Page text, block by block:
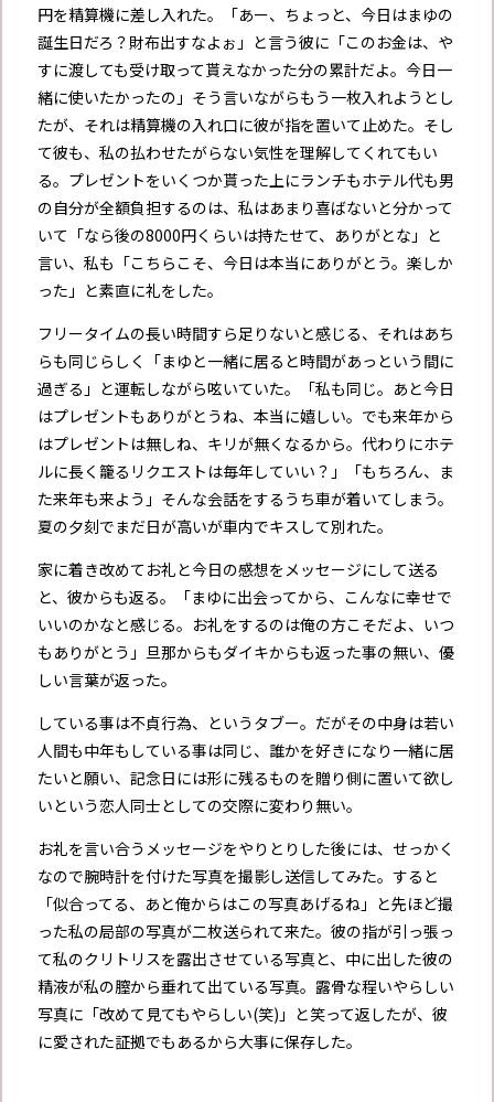
円を精算機に差し入れた。「あー、ちょっと、今日はまゆの
誕生日だろ？財布出すなよぉ」と言う彼に「このお金は、や
すに渡しても受け取って貰えなかった分の累計だよ。今日一
緒に使いたかったの」そう言いながらもう一枚入れようとし
たが、それは精算機の入れ口に彼が指を置いて止めた。そし
て彼も、私の払わせたがらない気性を理解してくれてもい
る。プレゼントをいくつか貰った上にランチもホテル代も男
の自分が全額負担するのは、私はあまり喜ばないと分かって
いて「なら後の8000円くらいは持たせて、ありがとな」と
言い、私も「こちらこそ、今日は本当にありがとう。楽しか
った」と素直に礼をした。
フリータイムの長い時間すら足りないと感じる、それはあち
らも同じらしく「まゆと一緒に居ると時間があっという間に
過ぎる」と運転しながら呟いていた。「私も同じ。あと今日
はプレゼントもありがとうね、本当に嬉しい。でも来年から
はプレゼントは無しね、キリが無くなるから。代わりにホテ
ルに長く籠るリクエストは毎年していい？」「もちろん、ま
た来年も来よう」そんな会話をするうち車が着いてしまう。
夏の夕刻でまだ日が高いが車内でキスして別れた。
家に着き改めてお礼と今日の感想をメッセージにして送る
と、彼からも返る。「まゆに出会ってから、こんなに幸せで
いいのかなと感じる。お礼をするのは俺の方こそだよ、いつ
もありがとう」旦那からもダイキからも返った事の無い、優
しい言葉が返った。
している事は不貞行為、というタブー。だがその中身は若い
人間も中年もしている事は同じ、誰かを好きになり一緒に居
たいと願い、記念日には形に残るものを贈り側に置いて欲し
いという恋人同士としての交際に変わり無い。
お礼を言い合うメッセージをやりとりした後には、せっかく
なので腕時計を付けた写真を撮影し送信してみた。すると
「似合ってる、あと俺からはこの写真あげるね」と先ほど撮
った私の局部の写真が二枚送られて来た。彼の指が引っ張っ
て私のクリトリスを露出させている写真と、中に出した彼の
精液が私の膣から垂れて出ている写真。露骨な程いやらしい
写真に「改めて見てもやらしい(笑)」と笑って返したが、彼
に愛された証拠でもあるから大事に保存した。